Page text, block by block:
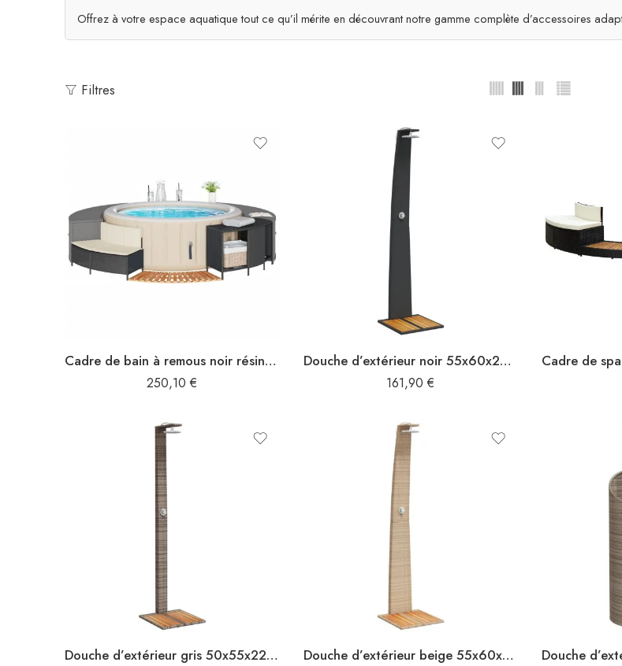
Offrez à votre espace aquatique tout ce qu’il mérite en découvrant notre gamme complète d’accessoires
Filtres
Cadre de bain à remous noir résine tressée bois massif d’acacia
250,10€
Douche d’extérieur noir 55x60x224 cm résine tressée bois acacia
161,90€
Douche d’extérieur gris 50x55x224 cm résine tressée bois acacia Douche d’extérieur beige 55x60x224cm résine tressée bois acacia